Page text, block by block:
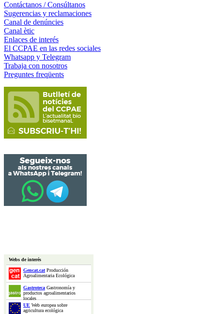
Contáctanos / Consúltanos
Sugerencias y reclamaciones
Canal de denúncies
Canal ètic
Enlaces de interés
El CCPAE en las redes sociales
Whatsapp y Telegram
Trabaja con nosotros
Preguntes freqüents
Webs de interés
Gencat.catProducción
Agroalimentaria Ecológica
Gastroteca Gastronomía y
productos agroalimentarios
locales
UE Web europea sobre
agricultura ecológica